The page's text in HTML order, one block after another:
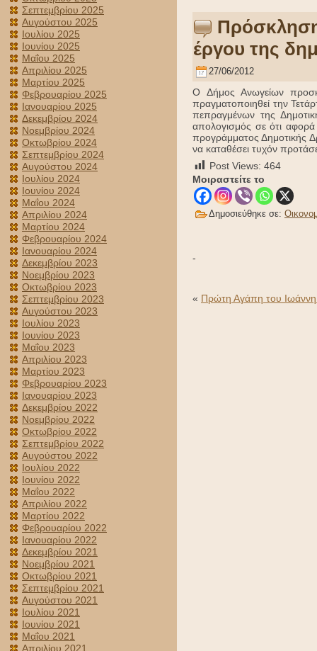
Σεπτεμβρίου 2025
Αυγούστου 2025
Ιουλίου 2025
Ιουνίου 2025
Μαΐου 2025
Απριλίου 2025
Μαρτίου 2025
Φεβρουαρίου 2025
Ιανουαρίου 2025
Δεκεμβρίου 2024
Νοεμβρίου 2024
Οκτωβρίου 2024
Σεπτεμβρίου 2024
Αυγούστου 2024
Ιουλίου 2024
Ιουνίου 2024
Μαΐου 2024
Απριλίου 2024
Μαρτίου 2024
Φεβρουαρίου 2024
Ιανουαρίου 2024
Δεκεμβρίου 2023
Νοεμβρίου 2023
Οκτωβρίου 2023
Σεπτεμβρίου 2023
Αυγούστου 2023
Ιουλίου 2023
Ιουνίου 2023
Μαΐου 2023
Απριλίου 2023
Μαρτίου 2023
Φεβρουαρίου 2023
Ιανουαρίου 2023
Δεκεμβρίου 2022
Νοεμβρίου 2022
Οκτωβρίου 2022
Σεπτεμβρίου 2022
Αυγούστου 2022
Ιουλίου 2022
Ιουνίου 2022
Μαΐου 2022
Απριλίου 2022
Μαρτίου 2022
Φεβρουαρίου 2022
Ιανουαρίου 2022
Δεκεμβρίου 2021
Νοεμβρίου 2021
Οκτωβρίου 2021
Σεπτεμβρίου 2021
Αυγούστου 2021
Ιουλίου 2021
Ιουνίου 2021
Μαΐου 2021
Απριλίου 2021
έργου της
27/06/2012
Ο Δήμος Ανωγείων
πραγματοποιηθεί την
πεπραγμένων της
απολογισμός σε ότι αφορά
προγράμματος Δημοτικής
να καταθέσει τυχόν
Post Views: 464
Μοιραστείτε το
Δημοσιεύθηκε σε:
-
« Πρώτη Αγάπη του